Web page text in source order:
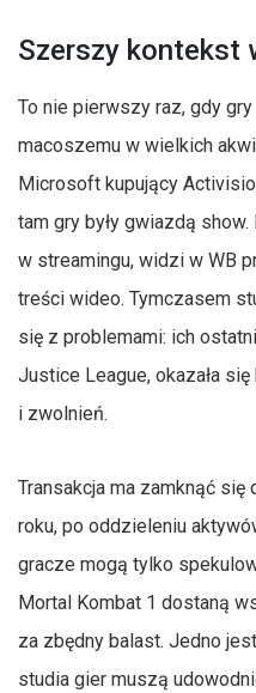
Szerszy kontekst
To nie pierwszy raz, gdy
macoszemu w wielkich
Microsoft kupujący
tam gry były gwiazdą
w streamingu, widzi w WB
treści wideo. Tymczasem
się z problemami: ich
Justice League, okazała
i zwolnień.
Transakcja ma zamknąć się
roku, po oddzieleniu
gracze mogą tylko
Mortal Kombat 1 dostaną
za zbędny balast. Jedno
studia gier muszą